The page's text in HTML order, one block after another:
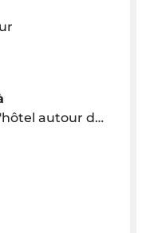
exacte en fonction de la localisation de l'hôtel